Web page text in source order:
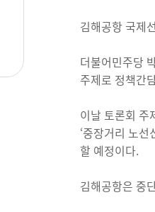
김해공항 국제
더불어민주당
주제로 정책간
이날 토론회 주
‘중장거리 노
할 예정이다.
김해공항은 중